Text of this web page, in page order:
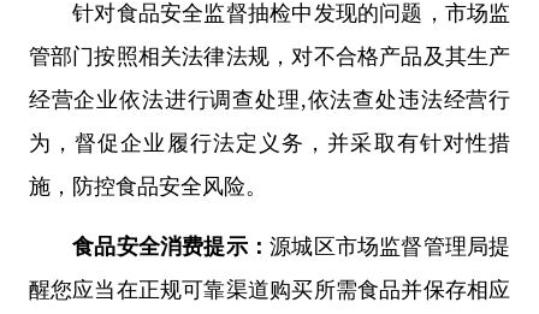
针对食品安全监督抽检中发现的问题，市场监
管部门按照相关法律法规，对不合格产品及其生产
经营企业依法进行调查处理,依法查处违法经营行
为，督促企业履行法定义务，并采取有针对性措
施，防控食品安全风险。
食品安全消费提示：源城区市场监督管理局提
醒您应当在正规可靠渠道购买所需食品并保存相应